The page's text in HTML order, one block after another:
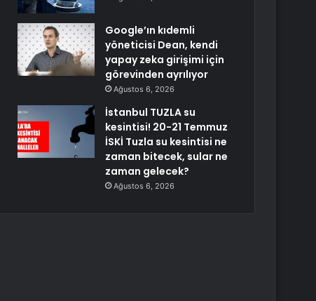
Google’ın kıdemli
yöneticisi Dean, kendi
yapay zeka girişimi için
görevinden ayrılıyor
Ağustos 6, 2026
İstanbul TUZLA su
kesintisi! 20-21 Temmuz
İSKİ Tuzla su kesintisi ne
zaman bitecek, sular ne
zaman gelecek?
Ağustos 6, 2026